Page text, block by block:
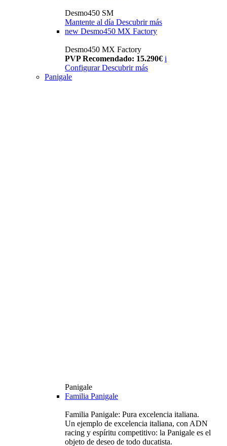
Desmo450 SM
Mantente al día Descubrir más
new Desmo450 MX Factory
Desmo450 MX Factory
PVP Recomendado: 15.290€ i
Configurar Descubrir más
Panigale
Panigale
Familia Panigale
Familia Panigale: Pura excelencia italiana.
Un ejemplo de excelencia italiana, con ADN
racing y espíritu competitivo: la Panigale es el
objeto de deseo de todo ducatista.